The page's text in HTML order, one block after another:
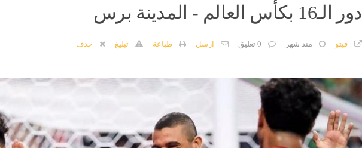
دور الـ16 بكأس العالم - المدينة برس
فيتو منذ شهر 0 تعليق ارسل طباعة تبليغ حذف